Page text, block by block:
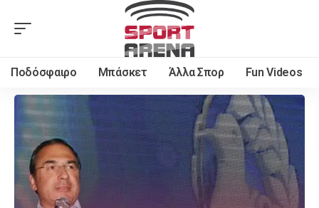
Ποδόσφαιρο Μπάσκετ Άλλα Σπορ Fun Videos